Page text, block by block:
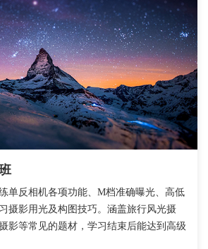
单反相机各项功能、M档准确曝光、高低
摄影用光及构图技巧。涵盖旅行风光摄
影等常见的题材，学习结束后能达到高级